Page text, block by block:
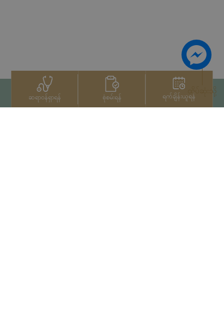
ဆရာဝန်ရှာရန် စုံစမ်းရန် ရက်ချိန်းယူရန်ထိပ်ဆုံးသို့